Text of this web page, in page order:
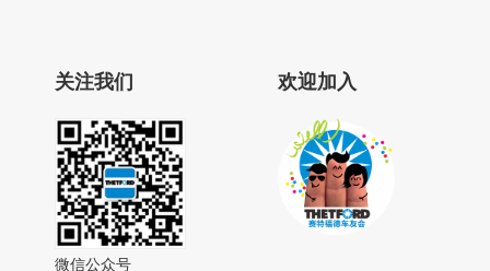
关注我们
微信公众号
欢迎加入